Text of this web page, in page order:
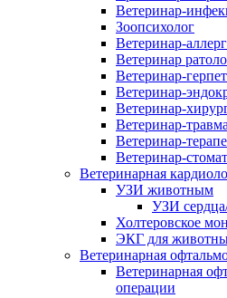
Ветеринар-
Зоопсихолог
Ветеринар-
Ветеринар
Ветеринар-
Ветеринар-
Ветеринар-
Ветеринар-
Ветеринар-
Ветеринар-
Ветеринарная
УЗИ животным
УЗИ
Холтеровское
ЭКГ для
Ветеринарная
Ветеринарная
операции